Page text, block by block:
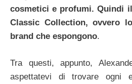
cosmetici e profumi. Quindi il
Classic Collection, ovvero
brand che espongono.
Tra questi, appunto,
aspettatevi di trovare ogni